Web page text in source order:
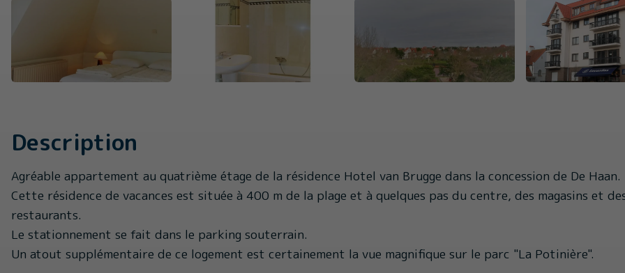
Description
Agréable appartement au quatrième étage de la résidence Hotel van Brugge dans la concession de De Haan.
Cette résidence de vacances est située à 400 m de la plage et à quelques pas du centre, des magasins et
restaurants.
Le stationnement se fait dans le parking souterrain.
Un atout supplémentaire de ce logement est certainement la vue magnifique sur le parc "La Potinière".